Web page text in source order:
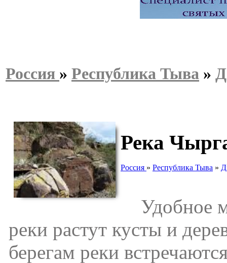
Россия » Республика Тыва »
Река
Россия » Республика Тыва »
Удобное
реки растут кусты и
берегам реки